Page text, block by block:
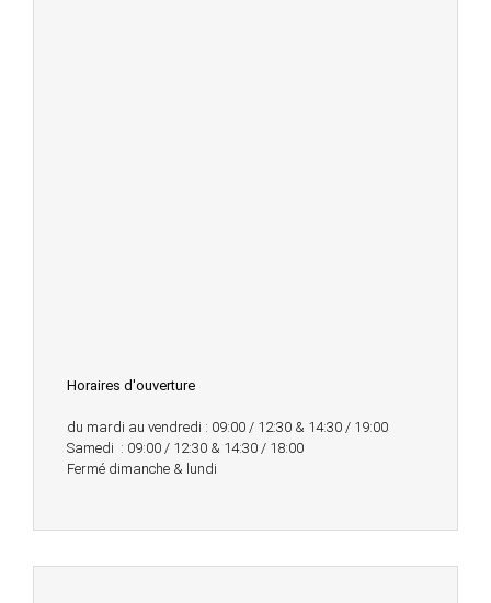
Horaires d'ouverture
du mardi au vendredi : 09:00 / 12:30 & 14:30 / 19:00
Samedi : 09:00 / 12:30 & 14:30 / 18:00
Fermé dimanche & lundi